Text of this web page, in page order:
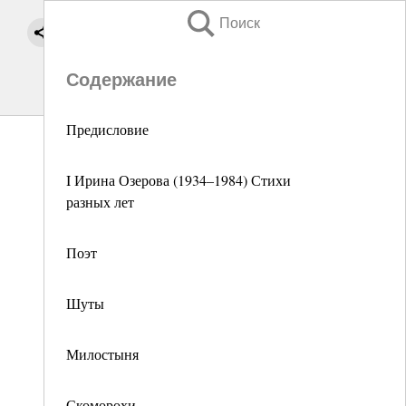
Поиск
Содержание
Предисловие
I Ирина Озерова (1934–1984) Стихи
разных лет
Поэт
Шуты
Милостыня